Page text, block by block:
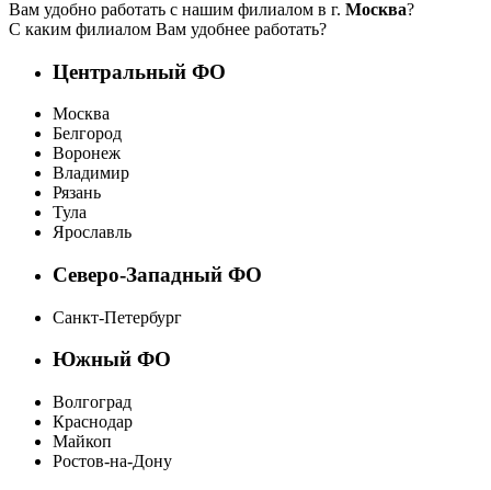
Вам удобно работать с нашим филиалом в г. Москва?
С каким филиалом Вам удобнее работать?
Центральный ФО
Москва
Белгород
Воронеж
Владимир
Рязань
Тула
Ярославль
Северо-Западный ФО
Санкт-Петербург
Южный ФО
Волгоград
Краснодар
Майкоп
Ростов-на-Дону